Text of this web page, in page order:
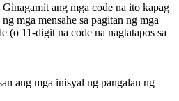
ang mga code na ito kapag
mga mensahe sa pagitan ng mga
(o 11-digit na code na nagtatapos sa
ang mga inisyal ng pangalan ng